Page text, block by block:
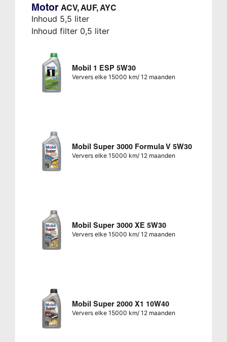
Motor ACV, AUF, AYC
Inhoud 5,5 liter
Inhoud filter 0,5 liter
Mobil 1 ESP 5W30
Ververs elke 15000 km/ 12 maanden
Mobil Super 3000 Formula V 5W30
Ververs elke 15000 km/ 12 maanden
Mobil Super 3000 XE 5W30
Ververs elke 15000 km/ 12 maanden
Mobil Super 2000 X1 10W40
Ververs elke 15000 km/ 12 maanden